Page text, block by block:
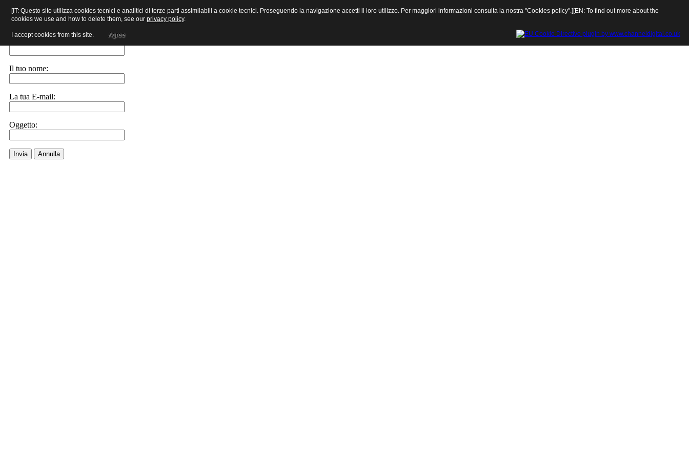
Chiudi finestra
Invia ad un amico.
E-Mail a:
Il tuo nome:
La tua E-mail:
Oggetto:
Invia Annulla
[IT: Questo sito utilizza cookies tecnici e analitici di terze parti assimilabili a cookie tecnici. Proseguendo la navigazione accetti il loro utilizzo. Per maggiori informazioni consulta la nostra "Cookies policy".][EN: To find out more about the
cookies we use and how to delete them, see our privacy policy.
I accept cookies from this site. Agree